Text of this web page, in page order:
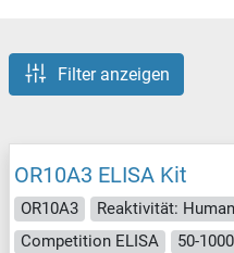
Filter anzeigen
OR10A3 ELISA Kit
OR10A3 Reaktivität: Human
Competition ELISA
50-